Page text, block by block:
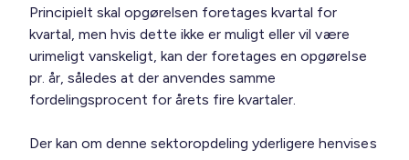
Principielt skal opgørelsen foretages kvartal for
kvartal, men hvis dette ikke er muligt eller vil være
urimeligt vanskeligt, kan der foretages en opgørelse
pr. år, således at der anvendes samme
fordelingsprocent for årets fire kvartaler.
Der kan om denne sektoropdeling yderligere henvises